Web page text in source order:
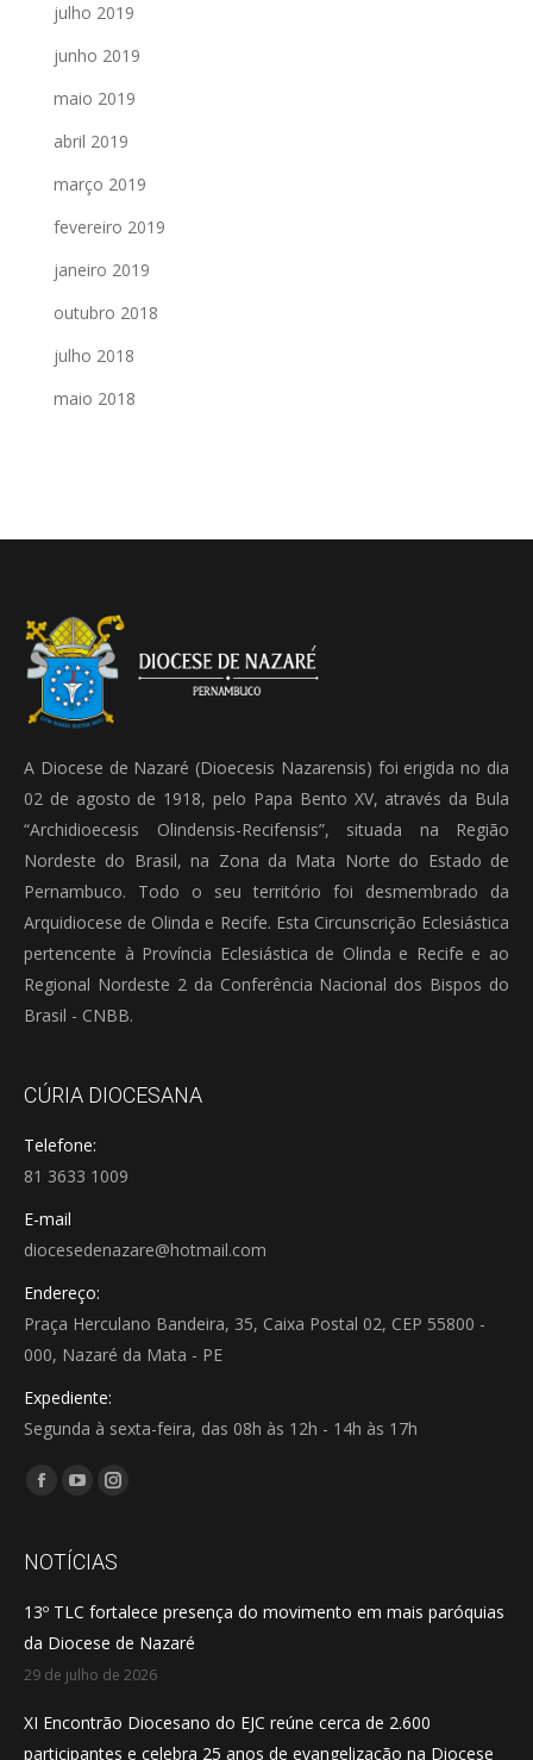
julho 2019
junho 2019
maio 2019
abril 2019
março 2019
fevereiro 2019
janeiro 2019
outubro 2018
julho 2018
maio 2018
A Diocese de Nazaré (Dioecesis Nazarensis) foi erigida no dia
02 de agosto de 1918, pelo Papa Bento XV, através da Bula
“Archidioecesis Olindensis-Recifensis”, situada na Região
Nordeste do Brasil, na Zona da Mata Norte do Estado de
Pernambuco. Todo o seu território foi desmembrado da
Arquidiocese de Olinda e Recife. Esta Circunscrição Eclesiástica
pertencente à Província Eclesiástica de Olinda e Recife e ao
Regional Nordeste 2 da Conferência Nacional dos Bispos do
Brasil - CNBB.
CÚRIA DIOCESANA
Telefone:
81 3633 1009
E-mail
diocesedenazare@hotmail.com
Endereço:
Praça Herculano Bandeira, 35, Caixa Postal 02, CEP 55800 -
000, Nazaré da Mata - PE
Expediente:
Segunda à sexta-feira, das 08h às 12h - 14h às 17h
Encontre-nos em:
Facebook
opens
new
window
YouTube
opens
new
window
Instagram
opens
new
window
NOTÍCIAS
13º TLC fortalece presença do movimento em mais paróquias
da Diocese de Nazaré
29 de julho de 2026
XI Encontrão Diocesano do EJC reúne cerca de 2.600
participantes e celebra 25 anos de evangelização na Diocese